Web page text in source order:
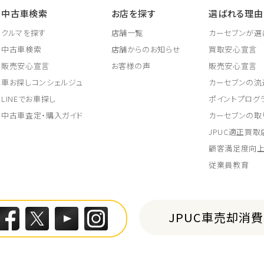
中古車検索
クルマを探す
中古車検索
販売安心宣言
車お探しコンシェルジュ
LINEでお車探し
中古車査定・購入ガイド
お店を探す
店舗一覧
店舗からのお知らせ
お客様の声
選ばれる理由
カーセブンが
買取安心宣言
販売安心宣言
カーセブンの
ポイントプログ
カーセブンの
JPUC適正買取
顧客満足度向
従業員教育
JPUC車売却消